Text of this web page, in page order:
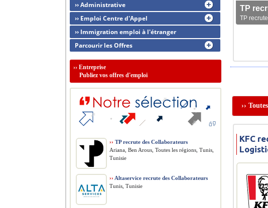
TP
TP
››
KFC
›› Administrative
›› Emploi Centre d'Appel
›› Immigration emploi à l'étranger
Parcourir les Offres
›› Entreprise
Publiez vos offres d'emploi
›› TP recrute des Collaborateurs
Ariana, Ben Arous, Toutes les régions, Tunis,
Tunisie
›› Altaservice recrute des Collaborateurs
Tunis, Tunisie